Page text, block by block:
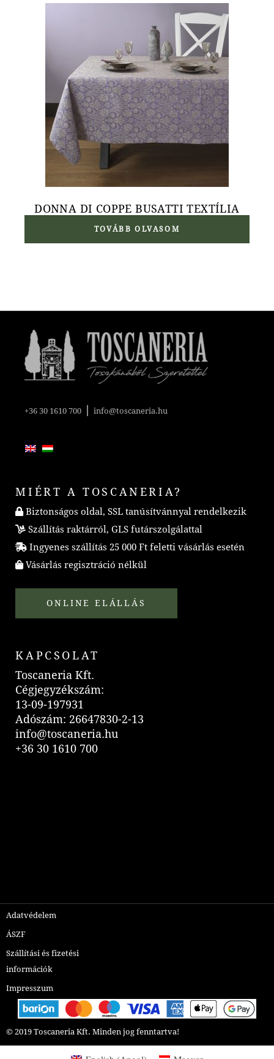
DONNA DI COPPE BUSATTI TEXTÍLIA
TOVÁBB OLVASOM
+36 30 1610 700 |info@toscaneria.hu
MIÉRT A TOSCANERIA?
Biztonságos oldal, SSL tanúsítvánnyal rendelkezik
Szállítás raktárról, GLS futárszolgálattal
Ingyenes szállítás 25 000 Ft feletti vásárlás esetén
Vásárlás regisztráció nélkül
ONLINE ELÁLLÁS
KAPCSOLAT
Toscaneria Kft.
Cégjegyzékszám:
13-09-197931
Adószám: 26647830-2-13
info@toscaneria.hu
+36 30 1610 700
Adatvédelem
ÁSZF
Szállítási és fizetési
információk
Impresszum
© 2019 Toscaneria Kft. Minden jog fenntartva!